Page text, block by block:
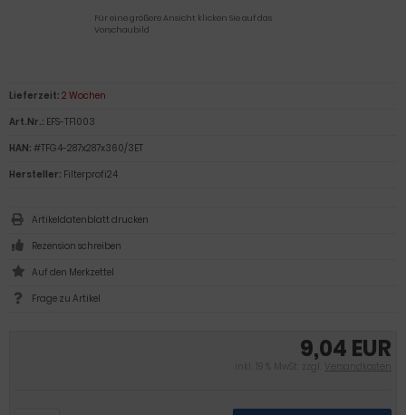
Für eine größere Ansicht klicken Sie auf das
Vorschaubild
9,04 EUR
inkl. 19 % MwSt. zzgl. Versandkosten
Lieferzeit: 2 Wochen
Art.Nr.: EFS-TF1003
HAN: #TFG4-287x287x360/3ET
Hersteller: Filterprofi24
Artikeldatenblatt drucken
Rezension schreiben
Frage zu Artikel